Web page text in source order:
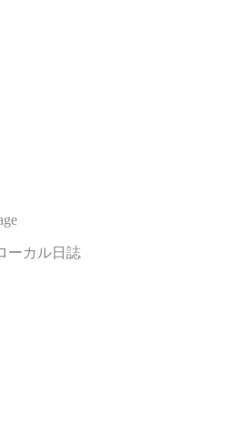
ーカル日誌